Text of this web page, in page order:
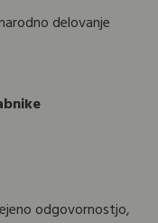
delovanje
odgovornostjo,